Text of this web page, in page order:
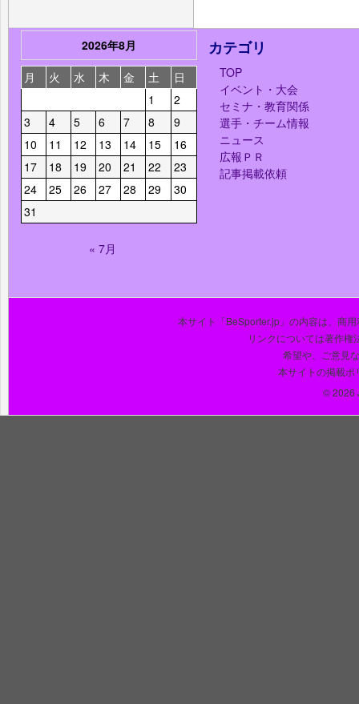
2026年8月
月
火 水 木 金 土
日
1
2
3
4 5 6 7 8
9
10
11 12 13 14 15
16
17
18 19 20 21 22
23
24
25 26 27 28 29
30
31
« 7月
カテゴリ
TOP
イベント・大会
セミナ・教育関係
選手・チーム情報
ニュース
広報ＰＲ
記事掲載依頼
本サイト「BeSporter.jp」の内容は、商
リンクについては著作権
希望や、ご意見
本サイトの掲載ポ
© 2026